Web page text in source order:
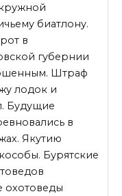
биатлону.
в
губернии
Штраф
лодок и
Будущие
в
Якутию
Бурятские
охотоведы